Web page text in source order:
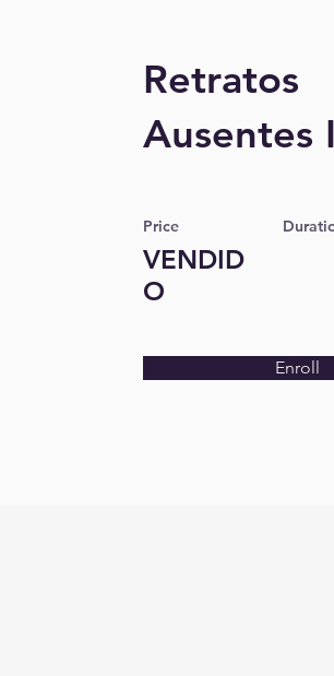
Retratos
Ausentes
Price
VENDID
O
Enroll